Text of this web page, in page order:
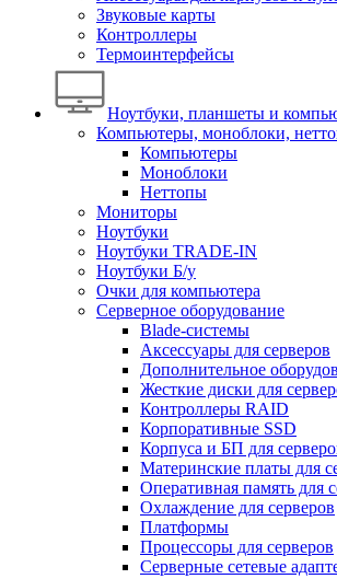
Звуковые карты
Контроллеры
Термоинтерфейсы
Ноутбуки, планшеты и
Компьютеры, моноблоки,
Компьютеры
Моноблоки
Неттопы
Мониторы
Ноутбуки
Ноутбуки TRADE-IN
Ноутбуки Б/у
Очки для компьютера
Серверное оборудование
Blade-системы
Аксессуары для серверов
Дополнительное
Жесткие диски для
Контроллеры RAID
Корпоративные SSD
Корпуса и БП для
Материнские платы для
Оперативная память для
Охлаждение для серверов
Платформы
Процессоры для серверов
Серверные сетевые